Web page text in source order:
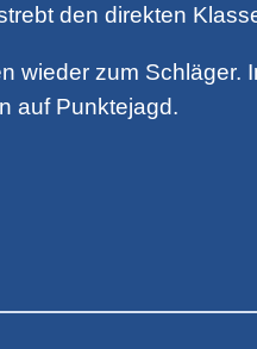
den direkten
wieder zum Schläger.
auf Punktejagd.